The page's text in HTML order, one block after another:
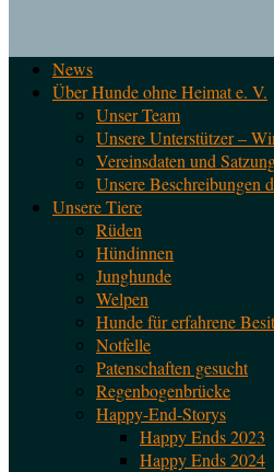
News
Über Hunde ohne Heimat e. V.
Unser Team
Unsere Unterstützer –
Vereinsdaten und
Unsere Beschreibungen
Unsere Tiere
Rüden
Hündinnen
Junghunde
Welpen
Hunde für erfahrene
Notfelle
Patenschaften gesucht
Regenbogenbrücke
Happy-End-Storys
Happy Ends 2023
Happy Ends 2024